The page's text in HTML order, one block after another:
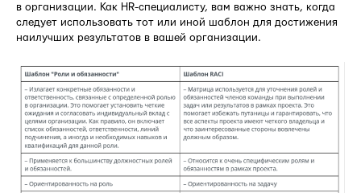
в организации. Как HR-специалисту, вам важно знать, когда
следует использовать тот или иной шаблон для достижения
наилучших результатов в вашей организации.